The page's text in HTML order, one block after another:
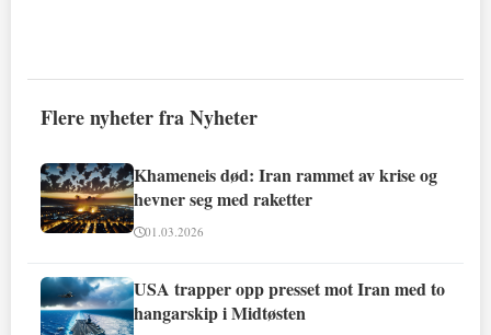
Flere nyheter fra Nyheter
Khameneis død: Iran rammet av krise og
hevner seg med raketter
01.03.2026
USA trapper opp presset mot Iran med to
hangarskip i Midtøsten